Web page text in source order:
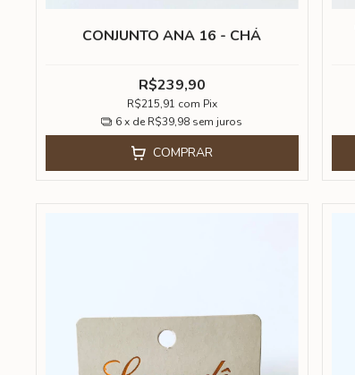
CONJUNTO ANA 16 - CHÁ
R$239,90
R$215,91 com Pix
6 x de R$39,98 sem juros
COMPRAR